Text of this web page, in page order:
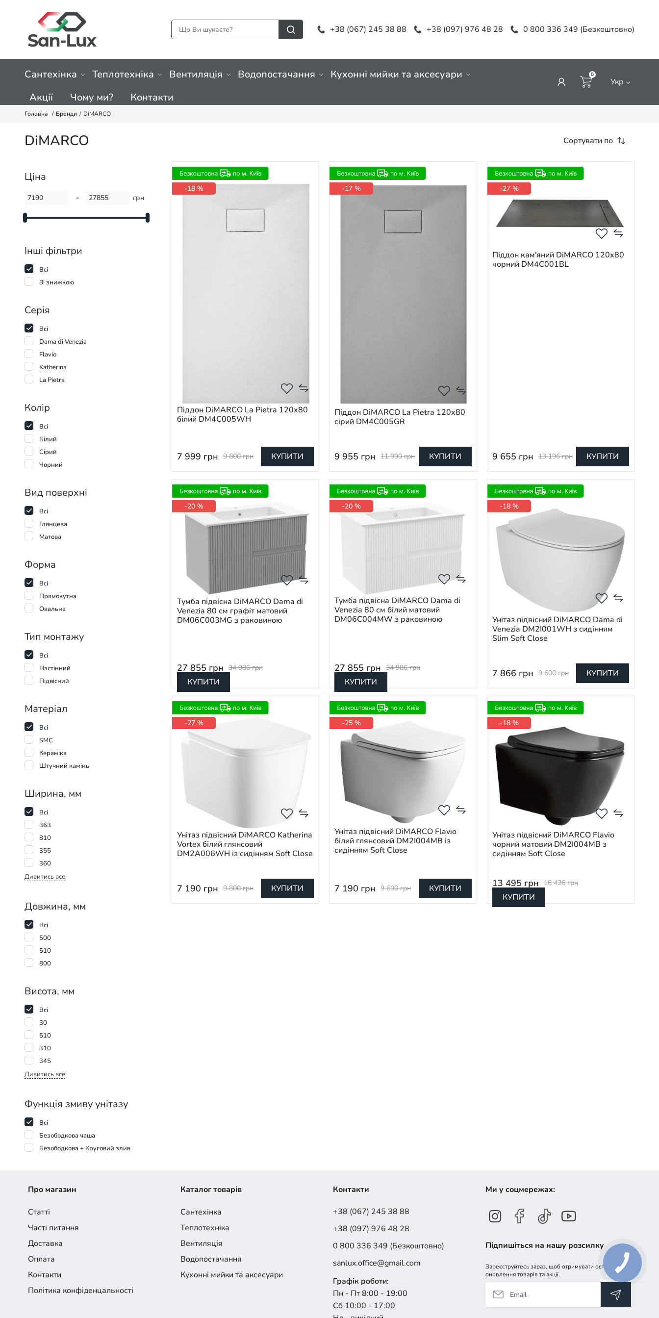
+38 (067) 245 38 88 +38 (097) 976 48 28 0 800 336 349 (Безкоштовно)
Сантехінка Теплотехніка Вентиляція Водопостачання
Кухонні мийки та аксесуари
Акції
Чому ми? Контакти
0
Укр
Головна Бренди DiMARCO
DiMARCO Сортувати по
Ціна
- грн
Інші фільтри
Всі
Зі знижкою
Серія
Всі
Dama di Venezia
Flavio
Katherina
La Pietra
Колір
Всі
Білий
Сірий
Чорний
Вид поверхні
Всі
Глянцева
Матова
Форма
Всі
Прямокутна
Овальна
Тип монтажу
Всі
Настінний
Підвісний
Матеріал
Всі
SMC
Кераміка
Штучний камінь
Ширина, мм
Всі
363
810
355
360
Дивитись все
Довжина, мм
Всі
500
510
800
Висота, мм
Всі
30
510
310
345
Дивитись все
Функція змиву унітазу
Всі
Безободкова чаша
Безободкова + Круговий злив
-18 %
Піддон DiMARCO La Pietra 120х80
білий DM4С005WH
7 999 грн 9 800 грн КУПИТИ
-17 %
Піддон DiMARCO La Pietra 120х80
сірий DM4С005GR
9 955 грн 11 990 грн КУПИТИ
-27 %
Піддон кам'яний DiMARCO 120х80
чорний DM4С001BL
9 655 грн 13 196 грн КУПИТИ
-20 %
Тумба підвісна DiMARCO Dama di
Venezia 80 см графіт матовий
DM06C003MG з раковиною
27 855 грн 34 986 грн
КУПИТИ
-20 %
Тумба підвісна DiMARCO Dama di
Venezia 80 см білий матовий
DM06C004MW з раковиною
27 855 грн 34 986 грн
КУПИТИ
-18 %
Унітаз підвісний DiMARCO Dama di
Venezia DM2I001WH з сидінням
Slim Soft Close
7 866 грн 9 600 грн КУПИТИ
-27 %
Унітаз підвісний DiMARCO Katherina
Vortex білий глянсовий
DM2A006WH із сидінням Soft Close
7 190 грн 9 800 грн КУПИТИ
-25 %
Унітаз підвісний DiMARCO Flavio
білий глянсовий DM2I004MB із
сидінням Soft Close
7 190 грн 9 600 грн КУПИТИ
-18 %
Унітаз підвісний DiMARCO Flavio
чорний матовий DM2I004MB з
сидінням Soft Close
13 495 грн 16 426 грн
КУПИТИ
Про магазин
Статті
Часті питання
Доставка
Оплата
Контакти
Політика конфіденцальності
Каталог товарів
Сантехінка
Теплотехніка
Вентиляція
Водопостачання
Кухонні мийки та аксесуари
Контакти
+38 (067) 245 38 88
+38 (097) 976 48 28
0 800 336 349 (Безкоштовно)
sanlux.office@gmail.com
Графік роботи:
Пн - Пт 8:00 - 19:00
Сб 10:00 - 17:00
Ми у соцмережах:
Підпишіться на нашу розсилку
Зареєструйтесь зараз, щоб отримувати останні
оновлення товарів та акції.